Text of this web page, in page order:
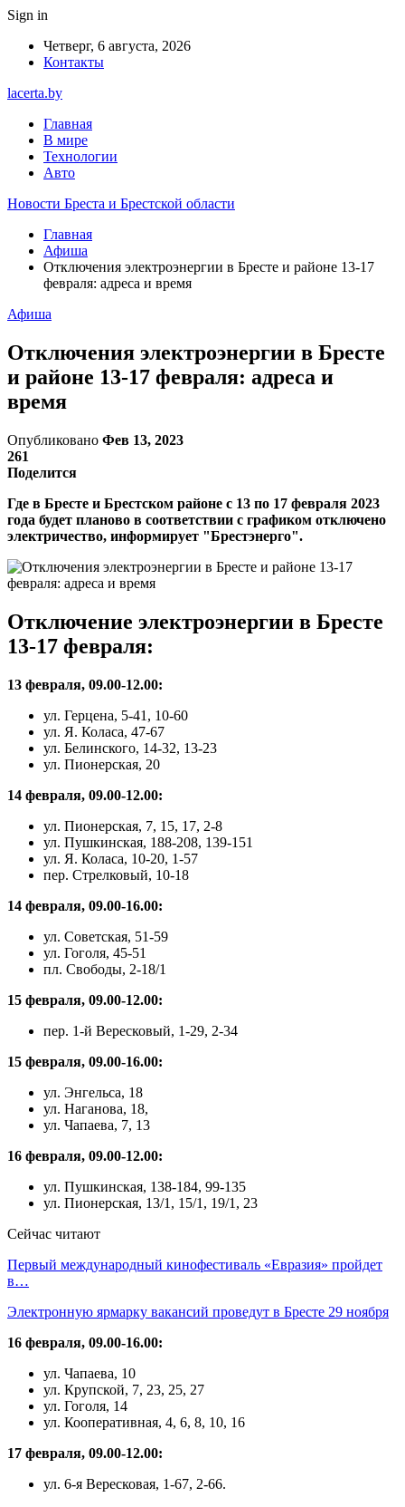
Sign in
Четверг, 6 августа, 2026
Контакты
lacerta.by
Главная
В мире
Технологии
Авто
Новости Бреста и Брестской области
Главная
Афиша
Отключения электроэнергии в Бресте и районе 13-17
февраля: адреса и время
Афиша
Отключения электроэнергии в Бресте
и районе 13-17 февраля: адреса и
время
Опубликовано Фев 13, 2023
261
Поделится
Где в Бресте и Брестском районе с 13 по 17 февраля 2023
года будет планово в соответствии с графиком отключено
электричество, информирует "Брестэнерго".
Отключение электроэнергии в Бресте
13-17 февраля:
13 февраля, 09.00-12.00:
ул. Герцена, 5-41, 10-60
ул. Я. Коласа, 47-67
ул. Белинского, 14-32, 13-23
ул. Пионерская, 20
14 февраля, 09.00-12.00:
ул. Пионерская, 7, 15, 17, 2-8
ул. Пушкинская, 188-208, 139-151
ул. Я. Коласа, 10-20, 1-57
пер. Стрелковый, 10-18
14 февраля, 09.00-16.00:
ул. Советская, 51-59
ул. Гоголя, 45-51
пл. Свободы, 2-18/1
15 февраля, 09.00-12.00:
пер. 1-й Вересковый, 1-29, 2-34
15 февраля, 09.00-16.00:
ул. Энгельса, 18
ул. Наганова, 18,
ул. Чапаева, 7, 13
16 февраля, 09.00-12.00:
ул. Пушкинская, 138-184, 99-135
ул. Пионерская, 13/1, 15/1, 19/1, 23
Сейчас читают
Первый международный кинофестиваль «Евразия» пройдет
в…
Электронную ярмарку вакансий проведут в Бресте 29 ноября
16 февраля, 09.00-16.00:
ул. Чапаева, 10
ул. Крупской, 7, 23, 25, 27
ул. Гоголя, 14
ул. Кооперативная, 4, 6, 8, 10, 16
17 февраля, 09.00-12.00:
ул. 6-я Вересковая, 1-67, 2-66.